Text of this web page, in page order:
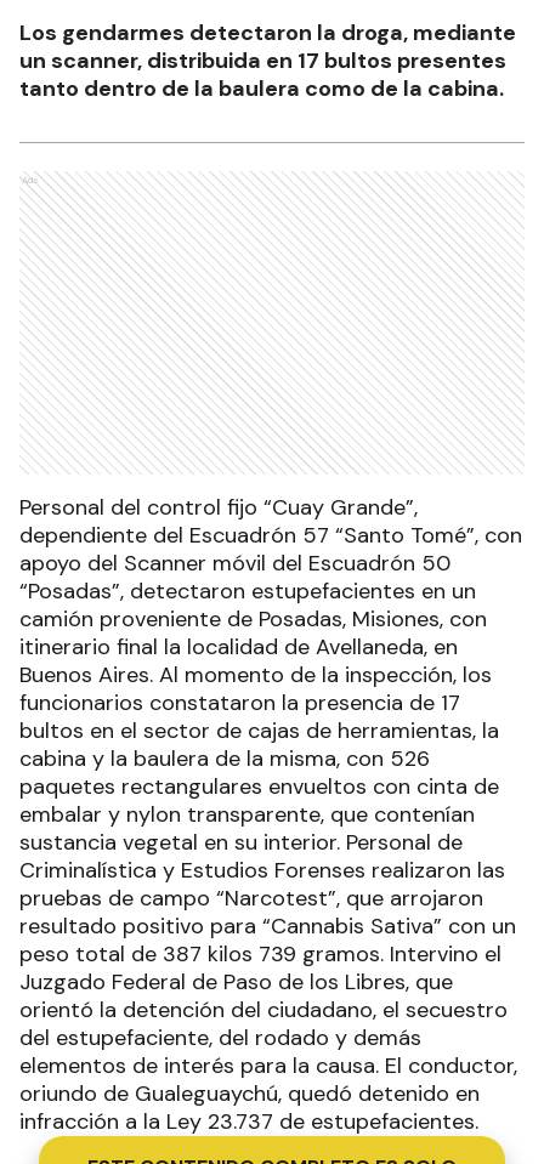
Los gendarmes detectaron la droga, mediante
un scanner, distribuida en 17 bultos presentes
tanto dentro de la baulera como de la cabina.
Ads
Personal del control fijo “Cuay Grande”,
dependiente del Escuadrón 57 “Santo Tomé”, con
apoyo del Scanner móvil del Escuadrón 50
“Posadas”, detectaron estupefacientes en un
camión proveniente de Posadas, Misiones, con
itinerario final la localidad de Avellaneda, en
Buenos Aires. Al momento de la inspección, los
funcionarios constataron la presencia de 17
bultos en el sector de cajas de herramientas, la
cabina y la baulera de la misma, con 526
paquetes rectangulares envueltos con cinta de
embalar y nylon transparente, que contenían
sustancia vegetal en su interior. Personal de
Criminalística y Estudios Forenses realizaron las
pruebas de campo “Narcotest”, que arrojaron
resultado positivo para “Cannabis Sativa” con un
peso total de 387 kilos 739 gramos. Intervino el
Juzgado Federal de Paso de los Libres, que
orientó la detención del ciudadano, el secuestro
del estupefaciente, del rodado y demás
elementos de interés para la causa. El conductor,
oriundo de Gualeguaychú, quedó detenido en
infracción a la Ley 23.737 de estupefacientes.